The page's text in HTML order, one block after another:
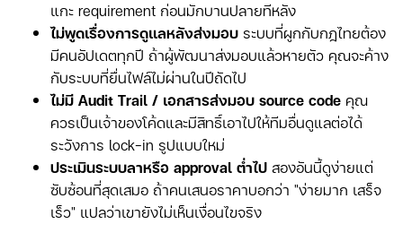
แกะ requirement ก่อนมักบานปลายทีหลัง
ไม่พูดเรื่องการดูแลหลังส่งมอบ ระบบที่ผูกกับกฎไทยต้อง
มีคนอัปเดตทุกปี ถ้าผู้พัฒนาส่งมอบแล้วหายตัว คุณจะค้าง
กับระบบที่ยื่นไฟล์ไม่ผ่านในปีถัดไป
ไม่มี Audit Trail / เอกสารส่งมอบ source code คุณ
ควรเป็นเจ้าของโค้ดและมีสิทธิ์เอาไปให้ทีมอื่นดูแลต่อได้
ระวังการ lock-in รูปแบบใหม่
ประเมินระบบลาหรือ approval ต่ำไป สองอันนี้ดูง่ายแต่
ซับซ้อนที่สุดเสมอ ถ้าคนเสนอราคาบอกว่า "ง่ายมาก เสร็จ
เร็ว" แปลว่าเขายังไม่เห็นเงื่อนไขจริง